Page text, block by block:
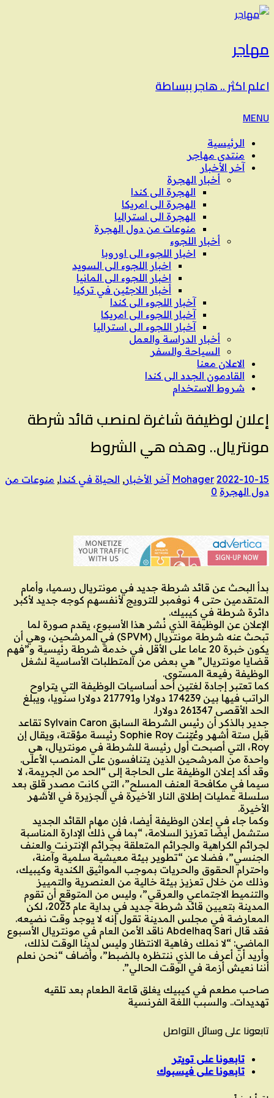
مهاجر
اعلم اكثر .. هاجر ببساطة
MENU
الرئيسية
منتدى مهاجر
آخر الأخبار
أخبار الهجرة
الهجرة الى كندا
الهجرة الى امريكا
الهجرة الى استراليا
منوعات من دول الهجرة
أخبار اللجوء
اخبار اللجوء الى اوروبا
اخبار اللجوء الى السويد
اخبار اللجوء الى المانيا
أخبار اللاجئين في تركيا
آخبار اللجوء الى كندا
آخبار اللجوء الى امريكا
آخبار اللجوء الى استراليا
أخبار الدراسة والعمل
السياحة والسفر
الاعلان معنا
القادمون الجدد الى كندا
شروط الاستخدام
إعلان لوظيفة شاغرة لمنصب قائد شرطة
مونتريال.. وهذه هي الشروط
2022-10-15
Mohager آخر الأخبار, الحياة في كندا, منوعات من
دول الهجرة 0
بدأ البحث عن قائد شرطة جديد في مونتريال رسميا، وأمام
المتقدمين حتى 4 نوفمبر للترويج لأنفسهم كوجه جديد لأكبر
دائرة شرطة في كيبيك.
الإعلان عن الوظيفة الذي نُشر هذا الأسبوع، يقدم صورة لما
تبحث عنه شرطة مونتريال (SPVM) في المرشحين، وهي أن
يكون خبرة 20 عاما على الأقل في خدمة شرطة رئيسية و”فهم
قضايا مونتريال” هي بعض من المتطلبات الأساسية لشغل
الوظيفة رفيعة المستوى.
كما تعتبر إجادة لغتين أحد أساسيات الوظيفة التي يتراوح
الراتب فيها بين 174239 دولارا و217791 دولارا سنويا، ويبلغ
الحد الأقصى 261347 دولارا.
جدير بالذكر أن رئيس الشرطة السابق Sylvain Caron تقاعد
قبل ستة أشهر وعُيّنت Sophie Roy رئيسة مؤقتة، ويقال إن
Roy، التي أصبحت أول رئيسة للشرطة في مونتريال، هي
واحدة من المرشحين الذين يتنافسون على المنصب الأعلى.
وقد أكد إعلان الوظيفة على الحاجة إلى “الحد من الجريمة، لا
سيما في مكافحة العنف المسلح”، التي كانت مصدر قلق بعد
سلسلة عمليات إطلاق النار الأخيرة في الجزيرة في الأشهر
الأخيرة.
وكما جاء في إعلان الوظيفة أيضا، فإن مهام القائد الجديد
ستشمل أيضا تعزيز السلامة، “بما في ذلك الإدارة المناسبة
لجرائم الكراهية والجرائم المتعلقة بجرائم الإنترنت والعنف
الجنسي”، فضلا عن “تطوير بيئة معيشية سلمية وآمنة،
واحترام الحقوق والحريات بموجب المواثيق الكندية وكيبيك،
وذلك من خلال تعزيز بيئة خالية من العنصرية والتمييز
والتنميط الاجتماعي والعرقي”، وليس من المتوقع أن تقوم
المدينة بتعيين قائد شرطة جديد في بداية عام 2023، لكن
المعارضة في مجلس المدينة تقول إنه لا يوجد وقت نضيعه.
فقد قال Abdelhaq Sari ناقد الأمن العام في مونتريال الأسبوع
الماضي: “لا نملك رفاهية الانتظار وليس لدينا الوقت لذلك،
وأريد أن أعرف ما الذي ننتظره بالضبط”، وأضاف “نحن نعلم
أننا نعيش أزمة في الوقت الحالي”.
صاحب مطعم في كيبيك يغلق قاعة الطعام بعد تلقيه
تهديدات.. والسبب اللغة الفرنسية
تابعونا على وسائل التواصل
تابعونا على تويتر
تابعونا على فيسبوك